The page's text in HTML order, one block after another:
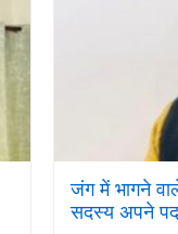
जंग में भागने
सदस्य अपने